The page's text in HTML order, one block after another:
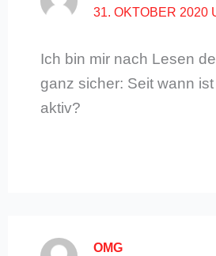
31. OKTOBER 2020
Ich bin mir nach Lesen
ganz sicher: Seit wann
aktiv?
OMG